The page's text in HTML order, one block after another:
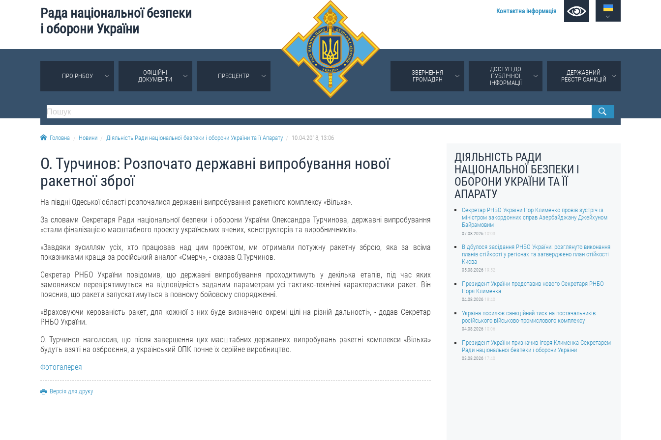
Рада національної безпеки
і оборони України
Контактна інформація
ПРО РНБОУ
ОФІЦІЙНІ
ДОКУМЕНТИ
ПРЕСЦЕНТР
ЗВЕРНЕННЯ
ГРОМАДЯН
ДОСТУП ДО
ПУБЛІЧНОЇ
ІНФОРМАЦІЇ
ДЕРЖАВНИЙ
РЕЄСТР САНКЦІЙ
Головна Новини Діяльність Ради національної безпеки і оборони України та її Апарату 10.04.2018, 13:06
О. Турчинов: Розпочато державні випробування нової
ракетної зброї
На півдні Одеської області розпочалися державні випробування ракетного комплексу «Вільха».
За словами Секретаря Ради національної безпеки і оборони України Олександра Турчинова, державні випробування
«стали фіналізацією масштабного проекту українських вчених, конструкторів та виробничників».
«Завдяки зусиллям усіх, хто працював над цим проектом, ми отримали потужну ракетну зброю, яка за всіма
показниками краща за російський аналог «Смерч», - сказав О.Турчинов.
Секретар РНБО України повідомив, що державні випробування проходитимуть у декілька етапів, під час яких
замовником перевірятимуться на відповідність заданим параметрам усі тактико-технічні характеристики ракет. Він
пояснив, що ракети запускатимуться в повному бойовому спорядженні.
«Враховуючи керованість ракет, для кожної з них буде визначено окремі цілі на різній дальності», - додав Секретар
РНБО України.
О. Турчинов наголосив, що після завершення цих масштабних державних випробувань ракетні комплекси «Вільха»
будуть взяті на озброєння, а український ОПК почне їх серійне виробництво.
Фотогалерея
Версія для друку
ДІЯЛЬНІСТЬ РАДИ
НАЦІОНАЛЬНОЇ БЕЗПЕКИ І
ОБОРОНИ УКРАЇНИ ТА ЇЇ
АПАРАТУ
Секретар РНБО України Ігор Клименко провів зустріч із
міністром закордонних справ Азербайджану Джейхуном
Байрамовим
07.08.2026 10:03
Відбулося засідання РНБО України: розглянуто виконання
планів стійкості у регіонах та затверджено план стійкості
Києва
05.08.2026 19:52
Президент України представив нового Секретаря РНБО
Ігоря Клименка
04.08.2026 18:40
Україна посилює санкційний тиск на постачальників
російського військово-промислового комплексу
04.08.2026 10:06
Президент України призначив Ігоря Клименка Секретарем
Ради національної безпеки і оборони України
03.08.2026 17:40